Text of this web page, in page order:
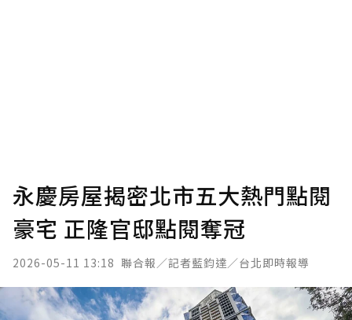
永慶房屋揭密北市五大熱門點閱
豪宅 正隆官邸點閱奪冠
2026-05-11 13:18 聯合報／記者藍鈞達／台北即時報導